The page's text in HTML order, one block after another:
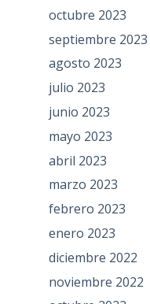
octubre 2023
septiembre 2023
agosto 2023
julio 2023
junio 2023
mayo 2023
abril 2023
marzo 2023
febrero 2023
enero 2023
diciembre 2022
noviembre 2022